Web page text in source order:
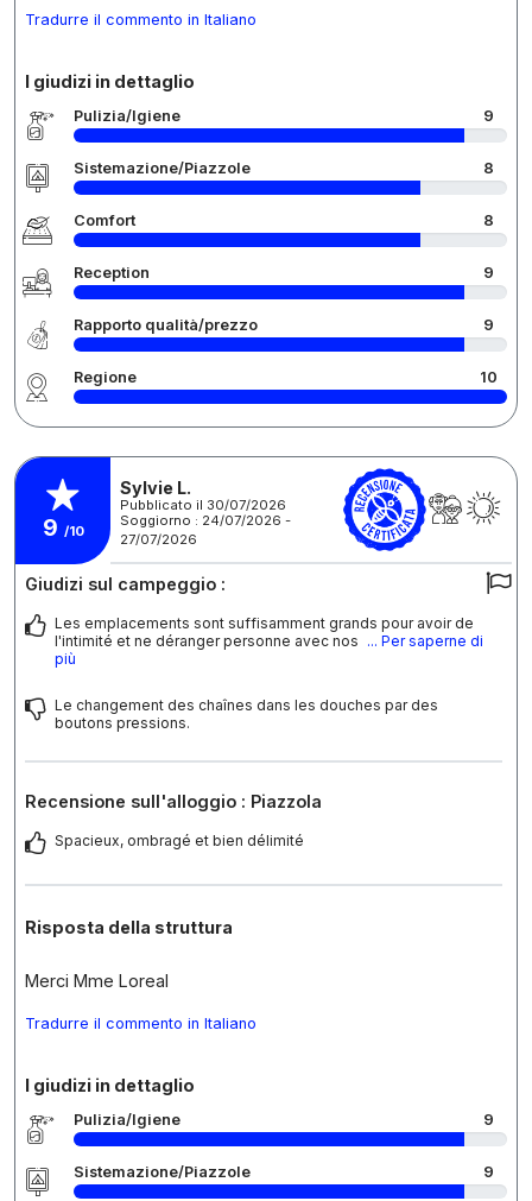
Tradurre il commento in Italiano
I giudizi in dettaglio
Pulizia/Igiene 9
Sistemazione/Piazzole 8
Comfort 8
Reception 9
Rapporto qualità/prezzo 9
Regione 10
9 /10
Sylvie L.
Pubblicato il 30/07/2026
Soggiorno : 24/07/2026 -
27/07/2026
Giudizi sul campeggio :
Les emplacements sont suffisamment grands pour avoir de
l'intimité et ne déranger personne avec nos ... Per saperne di
più
Le changement des chaînes dans les douches par des
boutons pressions.
Recensione sull'alloggio : Piazzola
Spacieux, ombragé et bien délimité
Risposta della struttura
Merci Mme Loreal
Tradurre il commento in Italiano
I giudizi in dettaglio
Pulizia/Igiene 9
Sistemazione/Piazzole 9